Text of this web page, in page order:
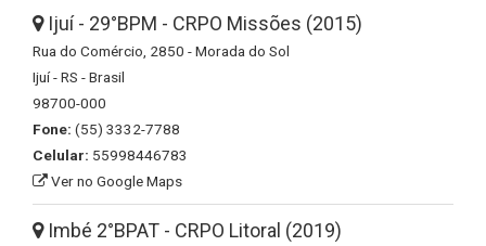
Ijuí - 29°BPM - CRPO Missões (2015)
Rua do Comércio, 2850 - Morada do Sol
Ijuí - RS - Brasil
98700-000
Fone: (55) 3332-7788
Celular: 55998446783
Ver no Google Maps
Imbé 2°BPAT - CRPO Litoral (2019)